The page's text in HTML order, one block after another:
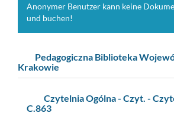
Anonymer Benutzer kann keine
und buchen!
Pedagogiczna Biblioteka
Krakowie
Czytelnia Ogólna - Czyt. -
C.863